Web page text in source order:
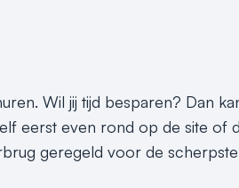
Wil jij tijd besparen? Dan
eerst even rond op de site of
geregeld voor de